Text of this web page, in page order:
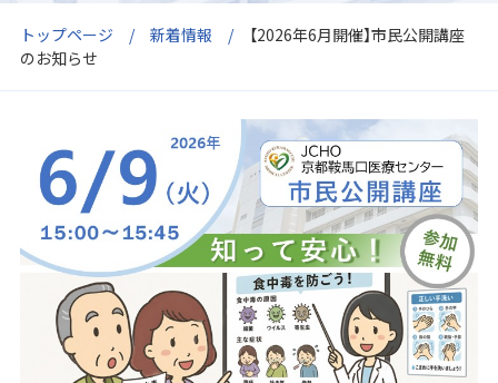
トップページ 新着情報
【2026年6月開催】市民公開講座
のお知らせ